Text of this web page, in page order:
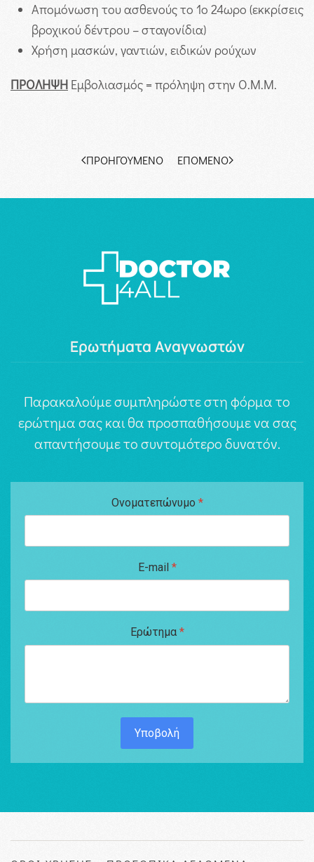
Απομόνωση του ασθενούς το 1ο 24ωρο (εκκρίσεις
βροχικού δέντρου – σταγονίδια)
Χρήση μασκών, γαντιών, ειδικών ρούχων
ΠΡΟΛΗΨΗ Εμβολιασμός = πρόληψη στην Ο.Μ.Μ.
ΠΡΟΗΓΟΎΜΕΝΟ ΕΠΌΜΕΝΟ
Ερωτήματα Αναγνωστών
Παρακαλούμε συμπληρώστε στη φόρμα το
ερώτημα σας και θα προσπαθήσουμε να σας
απαντήσουμε το συντομότερο δυνατόν.
Ονοματεπώνυμο *
E-mail *
Ερώτημα *
Υποβολή